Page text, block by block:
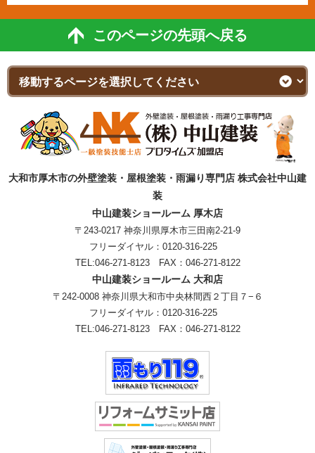
このページの先頭へ戻る
大和市厚木市の外壁塗装・屋根塗装・雨漏り専門店 株式会社中山建
装
中山建装ショールーム 厚木店
〒243-0217 神奈川県厚木市三田南2-21-9
フリーダイヤル： 0120-316-225
TEL:046-271-8123 FAX：046-271-8122
中山建装ショールーム 大和店
〒242-0008 神奈川県大和市中央林間西２丁目７−６
フリーダイヤル： 0120-316-225
TEL:046-271-8123 FAX：046-271-8122